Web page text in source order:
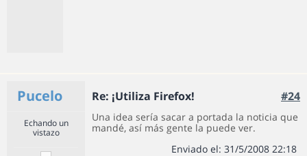
Pucelo Re: ¡Utiliza Firefox! #24
Echando un
vistazo
Una idea sería sacar a portada la noticia que
mandé, así más gente la puede ver.
Enviado el: 31/5/2008 22:18